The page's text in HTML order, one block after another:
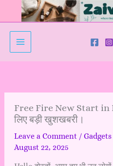
Free Fire New Start in
लिए बड़ी खुशखबरी।
Leave a Comment /
August 22, 2025